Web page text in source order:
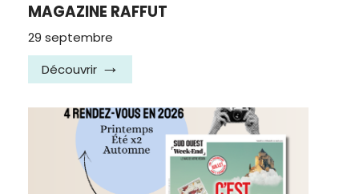
MAGAZINE RAFFUT
29 septembre
Découvrir